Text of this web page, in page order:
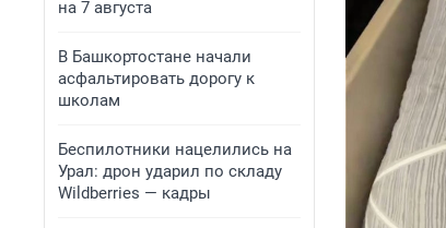
на 7 августа
В Башкортостане начали
асфальтировать дорогу к
школам
Беспилотники нацелились на
Урал: дрон ударил по складу
Wildberries — кадры